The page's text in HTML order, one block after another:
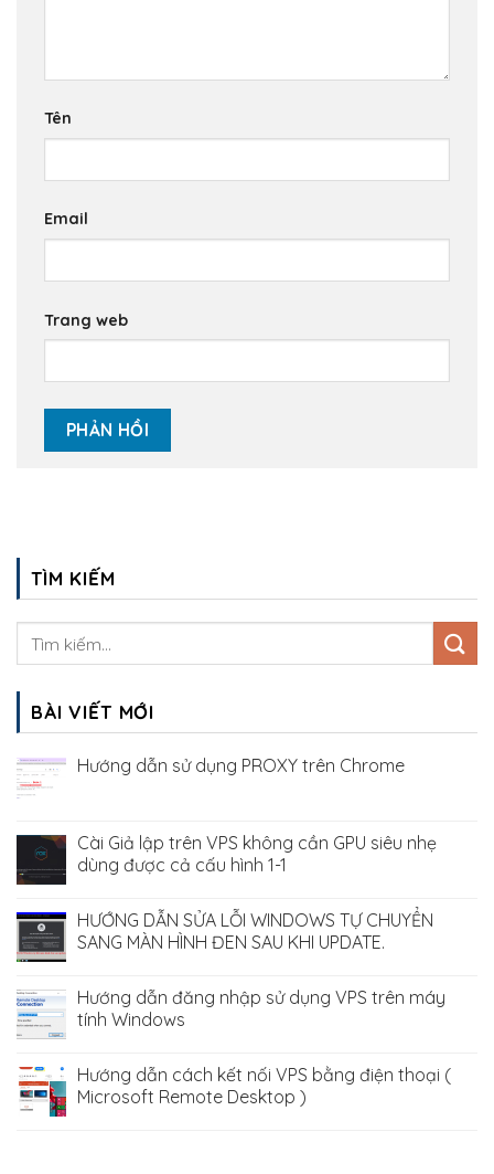
Tên
Email
Trang web
TÌM KIẾM
BÀI VIẾT MỚI
Hướng dẫn sử dụng PROXY trên Chrome
Cài Giả lập trên VPS không cần GPU siêu nhẹ
dùng được cả cấu hình 1-1
HƯỚNG DẪN SỬA LỖI WINDOWS TỰ CHUYỂN
SANG MÀN HÌNH ĐEN SAU KHI UPDATE.
Hướng dẫn đăng nhập sử dụng VPS trên máy
tính Windows
Hướng dẫn cách kết nối VPS bằng điện thoại (
Microsoft Remote Desktop )